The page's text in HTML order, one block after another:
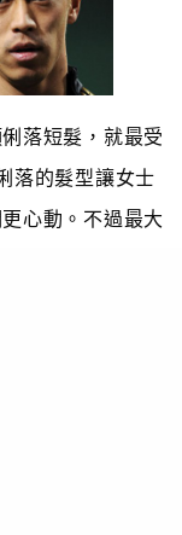
落短髮，就最受
落的髮型讓女士
心動。不過最大